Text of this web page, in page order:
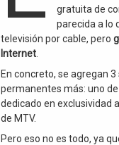
gratuita de
parecida a lo
televisión por cable, pero
Internet
En concreto, se agregan 3
permanentes más: uno
dedicado en exclusividad
de MTV.
Pero eso no es todo, ya